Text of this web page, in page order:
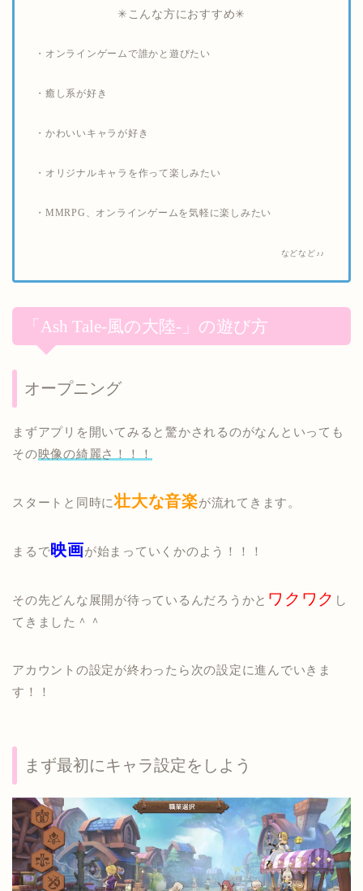
✳︎こんな方におすすめ✳︎
・オンラインゲームで誰かと遊びたい
・癒し系が好き
・かわいいキャラが好き
・オリジナルキャラを作って楽しみたい
・MMRPG、オンラインゲームを気軽に楽しみたい
などなど♪♪
「Ash Tale-風の大陸-」の遊び方
オープニング
まずアプリを開いてみると驚かされるのがなんといっても
その映像の綺麗さ！！！
スタートと同時に壮大な音楽が流れてきます。
まるで映画が始まっていくかのよう！！！
その先どんな展開が待っているんだろうかと ワクワク し
てきました＾＾
アカウントの設定が終わったら次の設定に進んでいきま
す！！
まず最初にキャラ設定をしよう